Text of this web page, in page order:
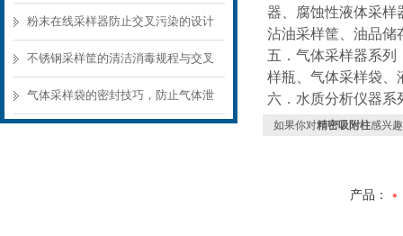
样器结构选型要点
粉末在线采样器防止交叉污染的设计
要点
不锈钢采样筐的清洁消毒规程与交叉
污染预防
气体采样袋的密封技巧，防止气体泄
器、腐蚀性液体采样
沾油采样筐、油品储
五．气体采样器系列
样瓶、气体采样袋、
六．水质分析仪器系
如果你对精密吸附柱感兴
产品：